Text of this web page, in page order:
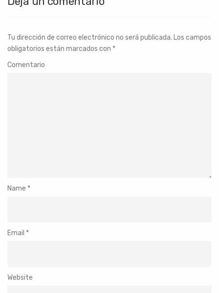
Tu dirección de correo electrónico no será publicada. Los campos
obligatorios están marcados con *
Comentario
Name *
Email *
Website